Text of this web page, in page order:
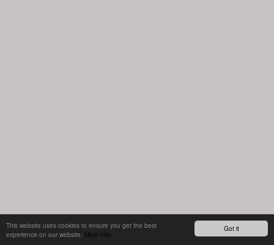
Got it
This website uses cookies to ensure you get the best
experience on our website. More info.